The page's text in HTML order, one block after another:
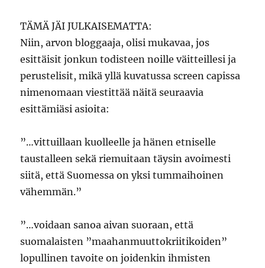
TÄMÄ JÄI JULKAISEMATTA:
Niin, arvon bloggaaja, olisi mukavaa, jos
esittäisit jonkun todisteen noille väitteillesi ja
perustelisit, mikä yllä kuvatussa screen capissa
nimenomaan viestittää näitä seuraavia
esittämiäsi asioita:
”…vittuillaan kuolleelle ja hänen etniselle
taustalleen sekä riemuitaan täysin avoimesti
siitä, että Suomessa on yksi tummaihoinen
vähemmän.”
”…voidaan sanoa aivan suoraan, että
suomalaisten ”maahanmuuttokriitikoiden”
lopullinen tavoite on joidenkin ihmisten